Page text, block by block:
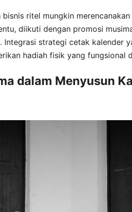
ritel mungkin
diikuti dengan promosi
Integrasi strategi cetak kalender
hadiah fisik yang fungsional
dalam Menyusun